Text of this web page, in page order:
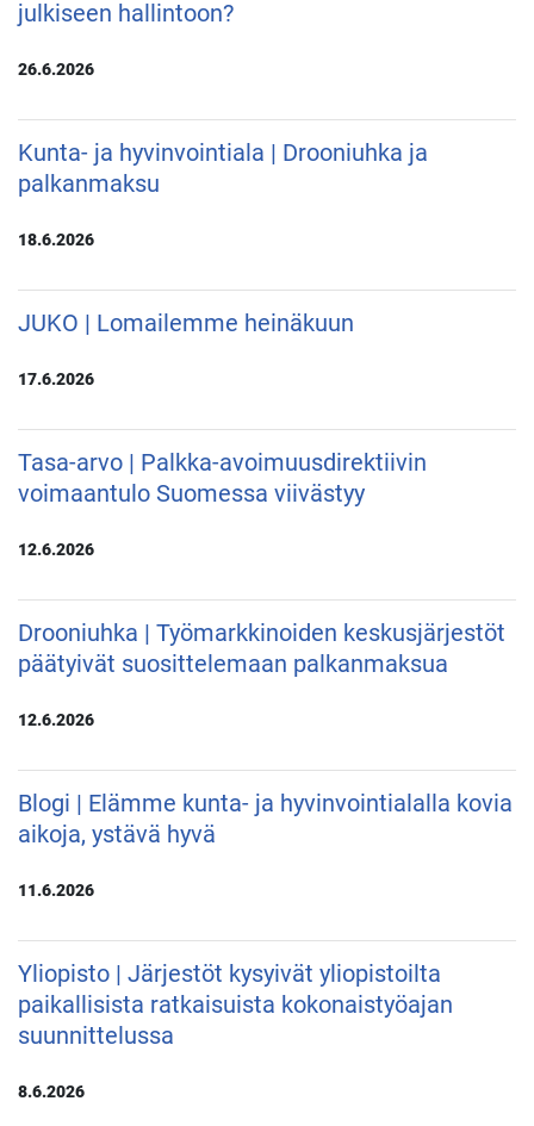
julkiseen hallintoon?
26.6.2026
Kunta- ja hyvinvointiala | Drooniuhka ja
palkanmaksu
18.6.2026
JUKO | Lomailemme heinäkuun
17.6.2026
Tasa-arvo | Palkka-avoimuusdirektiivin
voimaantulo Suomessa viivästyy
12.6.2026
Drooniuhka | Työmarkkinoiden keskusjärjestöt
päätyivät suosittelemaan palkanmaksua
12.6.2026
Blogi | Elämme kunta- ja hyvinvointialalla kovia
aikoja, ystävä hyvä
11.6.2026
Yliopisto | Järjestöt kysyivät yliopistoilta
paikallisista ratkaisuista kokonaistyöajan
suunnittelussa
8.6.2026